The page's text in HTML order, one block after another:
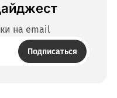
на email
Подписаться